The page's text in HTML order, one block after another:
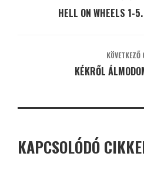
HELL ON WHEELS 1-
KÖVETKEZŐ
KÉKRŐL
KAPCSOLÓDÓ